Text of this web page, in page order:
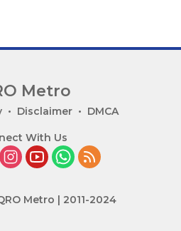
Metro
Disclaimer DMCA
With Us
Metro | 2011-2024